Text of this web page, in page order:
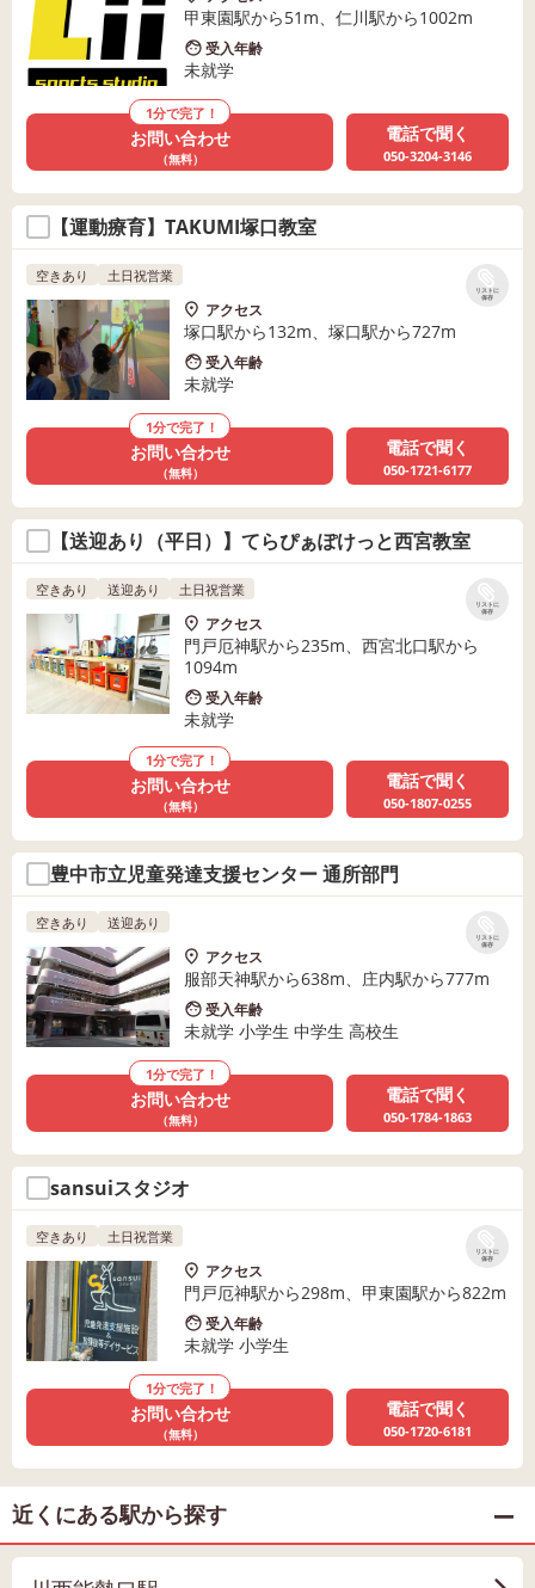
甲東園駅から51m、仁川駅から1002m
受入年齢
未就学
1分で完了！
お問い合わせ
（無料）
電話で聞く
050-3204-3146
【運動療育】TAKUMI塚口教室
リストに
保存
空きあり 土日祝営業
アクセス
塚口駅から132m、塚口駅から727m
受入年齢
未就学
1分で完了！
お問い合わせ
（無料）
電話で聞く
050-1721-6177
【送迎あり（平日）】てらぴぁぽけっと西宮教室
リストに
保存
空きあり 送迎あり 土日祝営業
アクセス
門戸厄神駅から235m、西宮北口駅から
1094m
受入年齢
未就学
1分で完了！
お問い合わせ
（無料）
電話で聞く
050-1807-0255
豊中市立児童発達支援センター 通所部門
リストに
保存
空きあり 送迎あり
アクセス
服部天神駅から638m、庄内駅から777m
受入年齢
未就学 小学生 中学生 高校生
1分で完了！
お問い合わせ
（無料）
電話で聞く
050-1784-1863
sansuiスタジオ
リストに
保存
空きあり 土日祝営業
アクセス
門戸厄神駅から298m、甲東園駅から822m
受入年齢
未就学 小学生
1分で完了！
お問い合わせ
（無料）
電話で聞く
050-1720-6181
近くにある駅から探す